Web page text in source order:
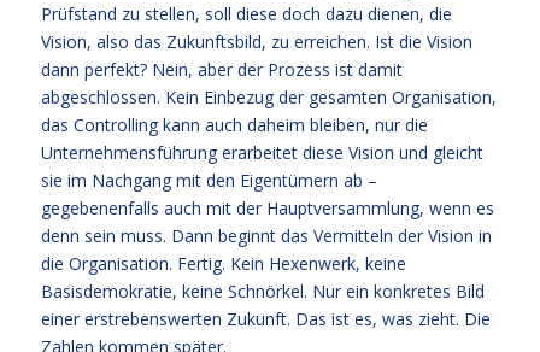
Prüfstand zu stellen, soll diese doch dazu dienen, die
Vision, also das Zukunftsbild, zu erreichen. Ist die Vision
dann perfekt? Nein, aber der Prozess ist damit
abgeschlossen. Kein Einbezug der gesamten Organisation,
das Controlling kann auch daheim bleiben, nur die
Unternehmensführung erarbeitet diese Vision und gleicht
sie im Nachgang mit den Eigentümern ab –
gegebenenfalls auch mit der Hauptversammlung, wenn es
denn sein muss. Dann beginnt das Vermitteln der Vision in
die Organisation. Fertig. Kein Hexenwerk, keine
Basisdemokratie, keine Schnörkel. Nur ein konkretes Bild
einer erstrebenswerten Zukunft. Das ist es, was zieht. Die
Zahlen kommen später.